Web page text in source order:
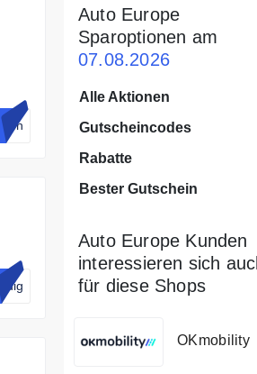
llen
ndig
Auto Europe
Sparoptionen am
07.08.2026
Alle Aktionen
Gutscheincodes
Rabatte
Bester Gutschein
Auto Europe Kunden
interessieren sich
für diese Shops
OKmobility